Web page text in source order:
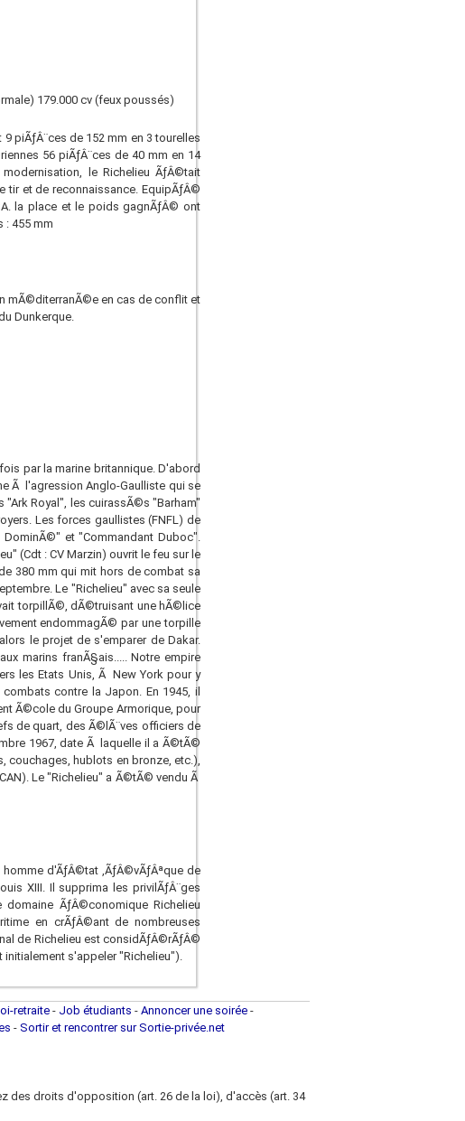
179.000 cv (feux poussés)
piÃƒÂ¨ces de 152 mm en 3 tourelles
56 piÃƒÂ¨ces de 40 mm en 14
le Richelieu ÃƒÂ©tait
tir et de reconnaissance. EquipÃƒÂ©
la place et le poids gagnÃƒÂ© ont
: 455 mm
mÃ©diterranÃ©e en cas de conflit et
Dunkerque.
par la marine britannique. D'abord
Ã l'agression Anglo-Gaulliste qui se
Royal", les cuirassÃ©s "Barham"
Les forces gaullistes (FNFL) de
et "Commandant Duboc".
(Cdt : CV Marzin) ouvrit le feu sur le
380 mm qui mit hors de combat sa
Le "Richelieu" avec sa seule
torpillÃ©, dÃ©truisant une hÃ©lice
endommagÃ© par une torpille
le projet de s'emparer de Dakar.
marins franÃ§ais..... Notre empire
les Etats Unis, Ã New York pour y
contre la Japon. En 1945, il
Ã©cole du Groupe Armorique, pour
de quart, des Ã©lÃ¨ves officiers de
1967, date Ã laquelle il a Ã©tÃ©
couchages, hublots en bronze, etc.),
Le "Richelieu" a Ã©tÃ© vendu Ã
d'ÃƒÂ©tat ,ÃƒÂ©vÃƒÂªque de
XIII. Il supprima les privilÃƒÂ¨ges
domaine ÃƒÂ©conomique Richelieu
en crÃƒÂ©ant de nombreuses
de Richelieu est considÃƒÂ©rÃƒÂ©
initialement s'appeler "Richelieu").
retraite - Job étudiants - Annoncer une soirée -
- Sortir et rencontrer sur Sortie-privée.net
des droits d'opposition (art. 26 de la loi), d'accès (art. 34